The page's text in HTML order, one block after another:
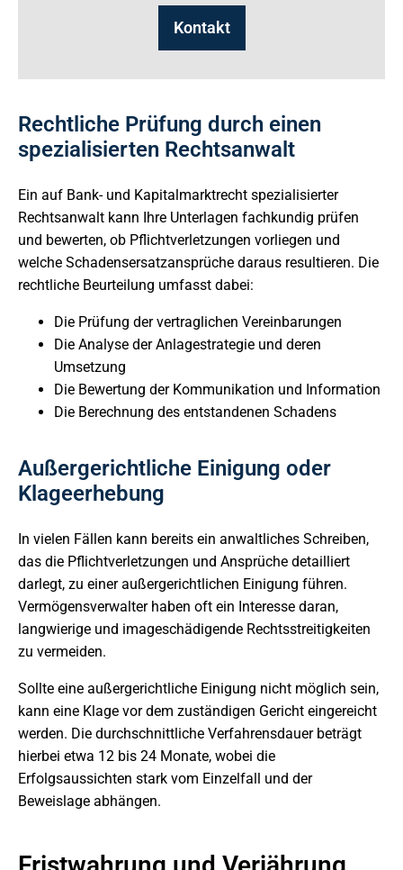
Kontakt
Rechtliche Prüfung durch einen
spezialisierten Rechtsanwalt
Ein auf Bank- und Kapitalmarktrecht spezialisierter
Rechtsanwalt kann Ihre Unterlagen fachkundig prüfen
und bewerten, ob Pflichtverletzungen vorliegen und
welche Schadensersatzansprüche daraus resultieren. Die
rechtliche Beurteilung umfasst dabei:
Die Prüfung der vertraglichen Vereinbarungen
Die Analyse der Anlagestrategie und deren
Umsetzung
Die Bewertung der Kommunikation und Information
Die Berechnung des entstandenen Schadens
Außergerichtliche Einigung oder
Klageerhebung
In vielen Fällen kann bereits ein anwaltliches Schreiben,
das die Pflichtverletzungen und Ansprüche detailliert
darlegt, zu einer außergerichtlichen Einigung führen.
Vermögensverwalter haben oft ein Interesse daran,
langwierige und imageschädigende Rechtsstreitigkeiten
zu vermeiden.
Sollte eine außergerichtliche Einigung nicht möglich sein,
kann eine Klage vor dem zuständigen Gericht eingereicht
werden. Die durchschnittliche Verfahrensdauer beträgt
hierbei etwa 12 bis 24 Monate, wobei die
Erfolgsaussichten stark vom Einzelfall und der
Beweislage abhängen.